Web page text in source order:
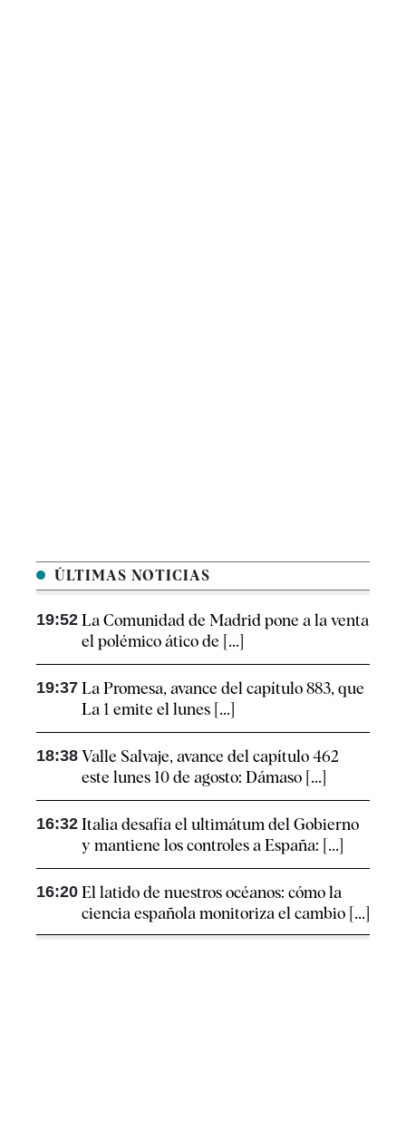
ÚLTIMAS NOTICIAS
19:52 La Comunidad de Madrid pone a la venta
el polémico ático de [...]
19:37 La Promesa, avance del capítulo 883, que
La 1 emite el lunes [...]
18:38 Valle Salvaje, avance del capítulo 462
este lunes 10 de agosto: Dámaso [...]
16:32 Italia desafía el ultimátum del Gobierno
y mantiene los controles a España: [...]
16:20 El latido de nuestros océanos: cómo la
ciencia española monitoriza el cambio [...]